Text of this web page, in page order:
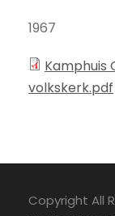
1967
Kamphuis
volkskerk.pdf
Copyright All